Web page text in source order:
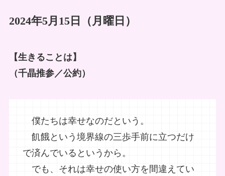
2024年5月15日（月曜日）
【生きることは】
（千晶推参／公約）
僕たちは幸せなのだという。
飢餓という境界線の三歩手前に立つだけ
で済んでいるというから。
でも、それは幸せの使い方を間違えてい